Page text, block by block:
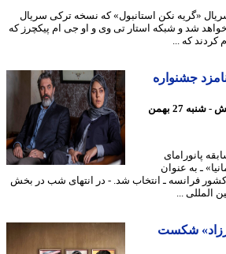
نکن استانبول» که نسخه ترکی سریال
شد و شبکه استار تی وی و او جی ام پیکچرز که
که ...
جشنواره
18 ماه پیش - شنبه 27 بهمن
ـ به عنوان
ـ انتخاب شد. - در انتهای شب در بخش
...
شکست